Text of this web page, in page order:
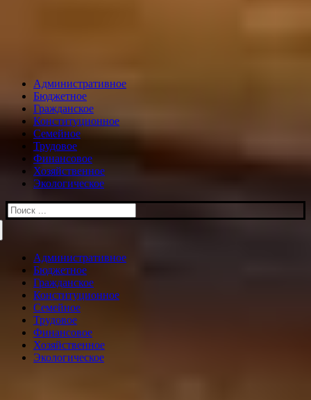
Административное
Бюджетное
Гражданское
Конституционное
Семейное
Трудовое
Финансовое
Хозяйственное
Экологическое
Искать:
Административное
Бюджетное
Гражданское
Конституционное
Семейное
Трудовое
Финансовое
Хозяйственное
Экологическое